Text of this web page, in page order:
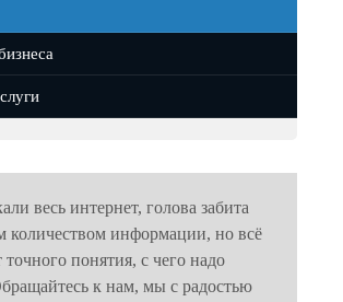
весь интернет, голова забита
количеством информации, но всё
точного понятия, с чего надо
к нам, мы с радостью